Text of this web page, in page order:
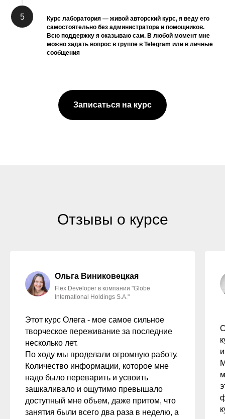
Курс лаборатория — живой авторский курс, я веду его
самостоятельно без администратора и помощников.
Всю поддержку я оказываю сам. В любой момент мне
можно задать вопрос в группе в Telegram или в личные
сообщения
Записаться на курс
Отзывы о курсе
Ольга Виниковецкая
Flex Developer в компании "Globe
International Holdings S.A."
Этот курс Олега - мое самое сильное
творческое переживание за последние
несколько лет.
По ходу мы проделали огромную работу.
Количество информации, которое мне
надо было переварить и усвоить
зашкаливало и ощутимо превышало
доступный мне объем, даже притом, что
занятия были всего два раза в неделю, а